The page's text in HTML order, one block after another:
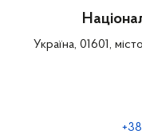
Україна, 01601,